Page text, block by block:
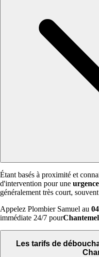
Étant basés à proximité et
d'intervention pour une
généralement très court, souvent
Appelez Plombier Samuel au
immédiate 24/7 pour
Les tarifs de